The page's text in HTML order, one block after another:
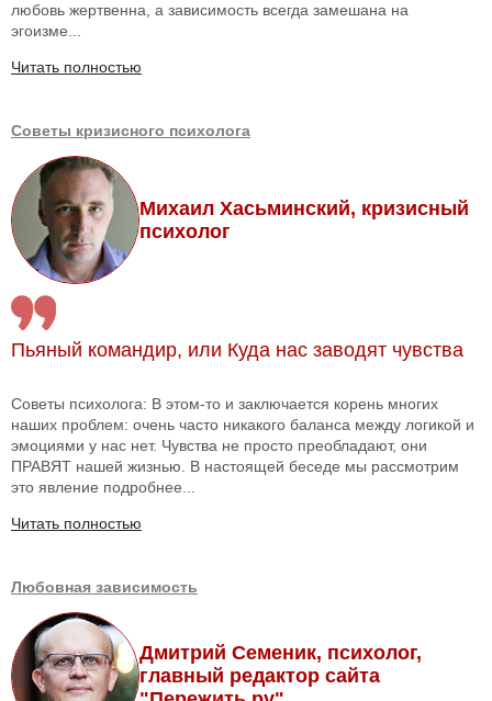
любовь жертвенна, а зависимость всегда замешана на
эгоизме...
Читать полностью
Советы кризисного психолога
Михаил Хасьминский, кризисный
психолог
Пьяный командир, или Куда нас заводят чувства
Советы психолога: В этом-то и заключается корень многих
наших проблем: очень часто никакого баланса между логикой и
эмоциями у нас нет. Чувства не просто преобладают, они
ПРАВЯТ нашей жизнью. В настоящей беседе мы рассмотрим
это явление подробнее...
Читать полностью
Любовная зависимость
Дмитрий Семеник, психолог,
главный редактор сайта